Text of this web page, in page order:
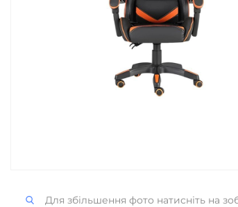
Для збільшення фото натисніть на